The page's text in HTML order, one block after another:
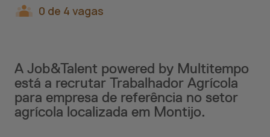
A Job&Talent powered by Multitempo
está a recrutar Trabalhador Agrícola
para empresa de referência no setor
agrícola localizada em Montijo.
0 de 4 vagas